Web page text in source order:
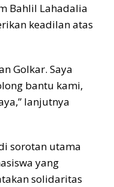
Bahlil Lahadalia
keadilan atas
Golkar. Saya
bantu kami,
lanjutnya
sorotan utama
yang
solidaritas